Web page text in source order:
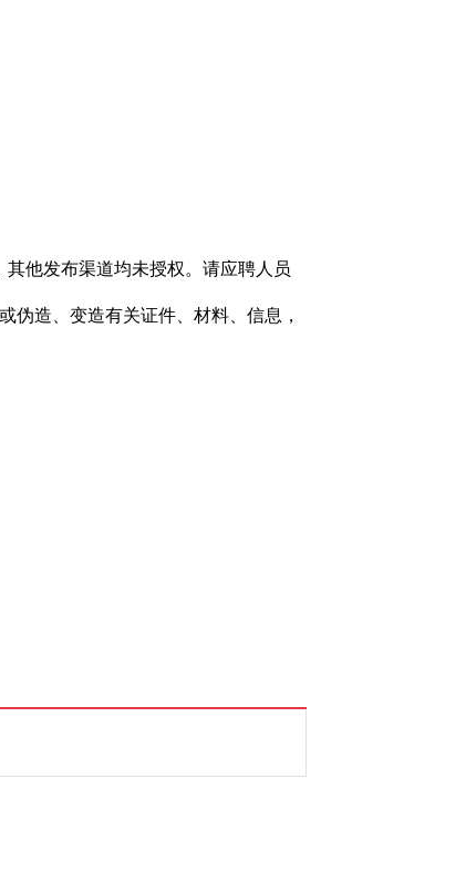
他发布渠道均未授权。请应聘人员
造、变造有关证件、材料、信息，